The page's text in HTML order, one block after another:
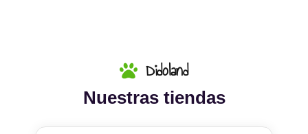
Didoland
Nuestras tiendas